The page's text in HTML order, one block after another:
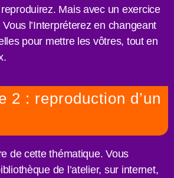
Mais avec un exercice
l’Interpréterez en changeant
pour mettre les vôtres, tout en
2 : reproduction d’un
de cette thématique. Vous
de l’atelier, sur internet,